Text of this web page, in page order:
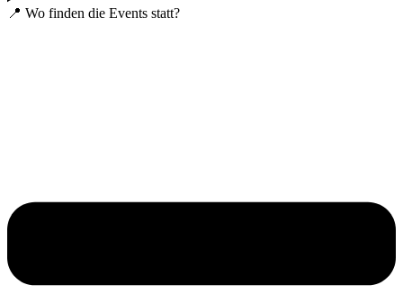
📍 Wo finden die Events statt?